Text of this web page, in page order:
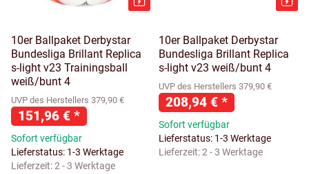
10er Ballpaket Derbystar
Bundesliga Brillant Replica
s-light v23 Trainingsball
weiß/bunt 4
UVP des Herstellers 379,90 €
151,96 € *
Sofort verfügbar
Lieferstatus: 1-3 Werktage
Lieferzeit:2 - 3 Werktage
10er Ballpaket Derbystar
Bundesliga Brillant Replica
s-light v23 weiß/bunt 4
UVP des Herstellers 379,90 €
208,94 € *
Sofort verfügbar
Lieferstatus: 1-3 Werktage
Lieferzeit:2 - 3 Werktage